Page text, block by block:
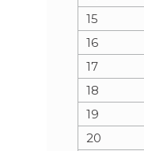
15
16
17
18
19
20